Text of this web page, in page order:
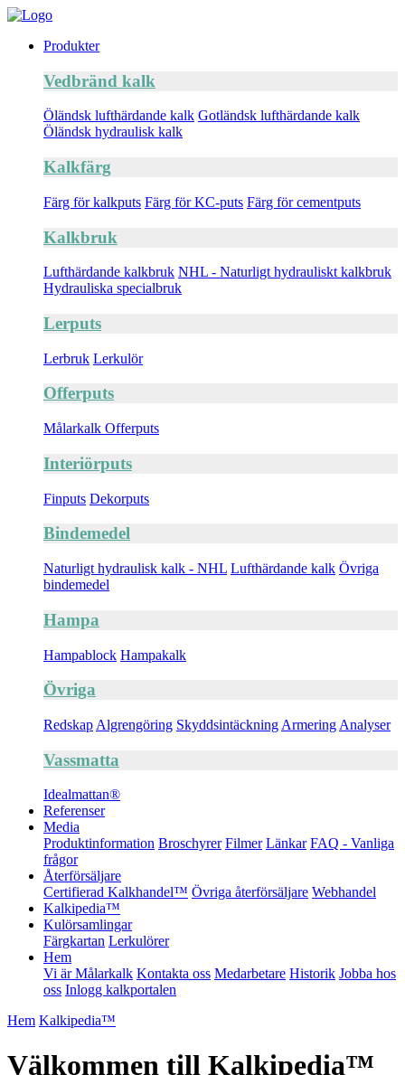
Produkter
Vedbränd kalk
Öländsk lufthärdande kalk Gotländsk lufthärdande kalk
Öländsk hydraulisk kalk
Kalkfärg
Färg för kalkputs Färg för KC-puts Färg för cementputs
Kalkbruk
Lufthärdande kalkbruk NHL - Naturligt hydrauliskt kalkbruk
Hydrauliska specialbruk
Lerputs
Lerbruk Lerkulör
Offerputs
Målarkalk Offerputs
Interiörputs
Finputs Dekorputs
Bindemedel
Naturligt hydraulisk kalk - NHL Lufthärdande kalk Övriga
bindemedel
Hampa
Hampablock Hampakalk
Övriga
Redskap Algrengöring Skyddsintäckning Armering Analyser
Vassmatta
Idealmattan®
Referenser
Media
Produktinformation Broschyrer Filmer Länkar FAQ - Vanliga
frågor
Återförsäljare
Certifierad Kalkhandel™ Övriga återförsäljare Webhandel
Kalkipedia™
Kulörsamlingar
Färgkartan Lerkulörer
Hem
Vi är Målarkalk Kontakta oss Medarbetare Historik Jobba hos
oss Inlogg kalkportalen
Hem Kalkipedia™
Välkommen till Kalkipedia™